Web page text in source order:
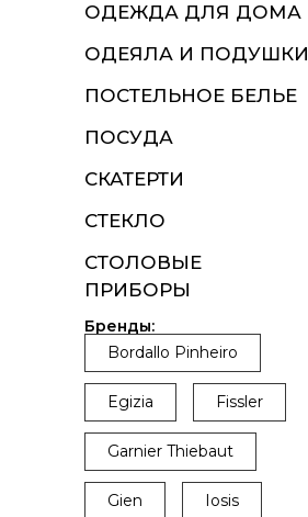
ОДЕЖДА ДЛЯ ДОМА
ОДЕЯЛА И ПОДУШКИ
ПОСТЕЛЬНОЕ БЕЛЬЕ
ПОСУДА
СКАТЕРТИ
СТЕКЛО
СТОЛОВЫЕ
ПРИБОРЫ
Бренды:
Bordallo Pinheiro
Egizia Fissler
Garnier Thiebaut
Gien Iosis